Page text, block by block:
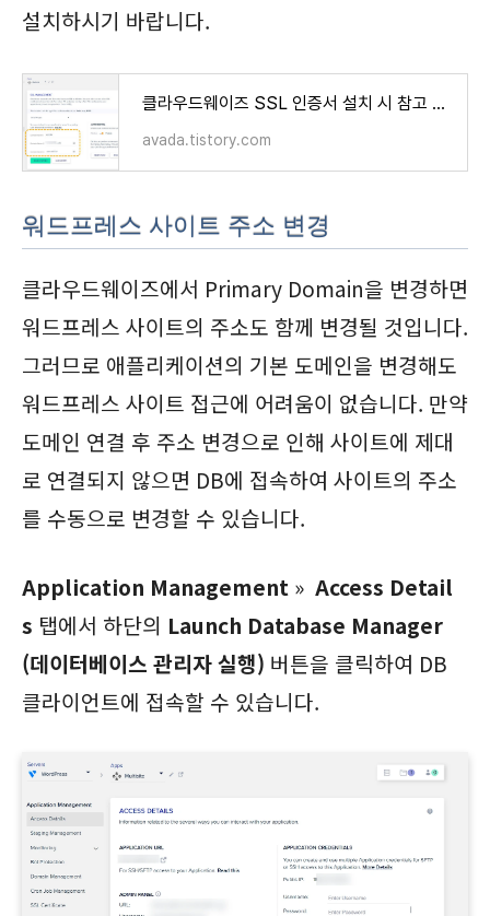
설치하시기 바랍니다.
클라우드웨이즈 SSL 인증서 설치 시 참고 사항
avada.tistory.com
워드프레스 사이트 주소 변경
클라우드웨이즈에서 Primary Domain을 변경하면
워드프레스 사이트의 주소도 함께 변경될 것입니다.
그러므로 애플리케이션의 기본 도메인을 변경해도
워드프레스 사이트 접근에 어려움이 없습니다. 만약
도메인 연결 후 주소 변경으로 인해 사이트에 제대
로 연결되지 않으면 DB에 접속하여 사이트의 주소
를 수동으로 변경할 수 있습니다.
Application Management » Access Detail
s 탭에서 하단의 Launch Database Manager
(데이터베이스 관리자 실행) 버튼을 클릭하여 DB
클라이언트에 접속할 수 있습니다.